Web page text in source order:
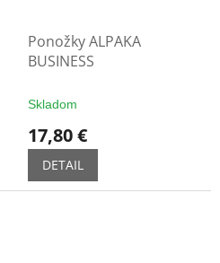
Ponožky ALPAKA
BUSINESS
Skladom
17,80 €
DETAIL